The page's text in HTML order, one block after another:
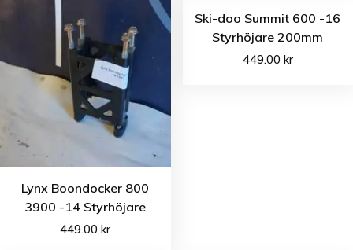
Lynx Boondocker 800
3900 -14 Styrhöjare
449.00kr
Ski-doo Summit 600 -16
Styrhöjare 200mm
449.00 kr